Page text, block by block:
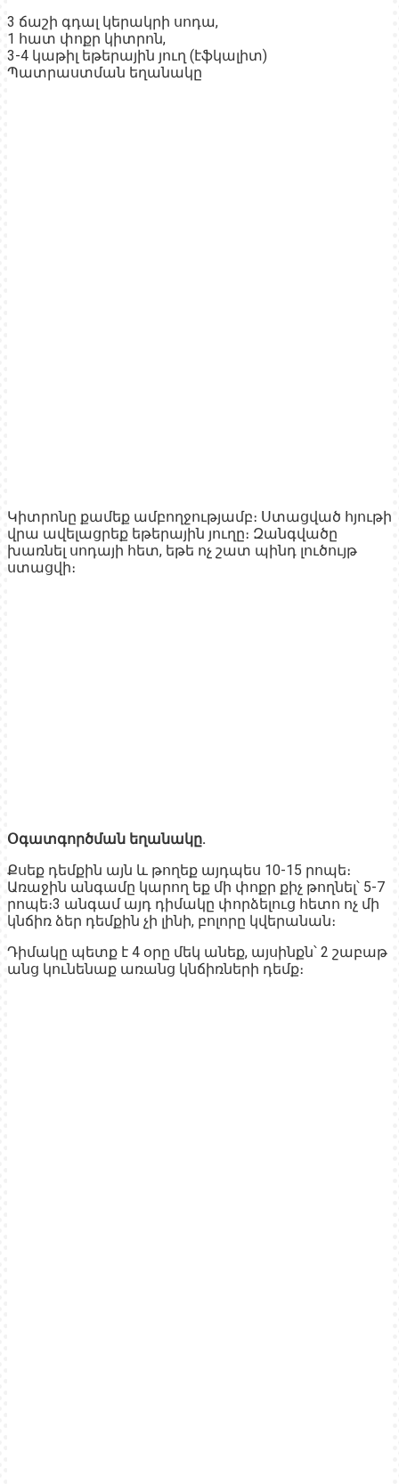
3 ճաշի գդալ կերակրի սոդա,
1 հատ փոքր կիտրոն,
3-4 կաթիլ եթերային յուղ (էֆկալիտ)
Պատրաստման եղանակը
Կիտրոնը քամեք ամբողջությամբ։ Ստացված հյութի
վրա ավելացրեք եթերային յուղը։ Զանգվածը
խառնել սոդայի հետ, եթե ոչ շատ պինդ լուծույթ
ստացվի։
Օգատգործման եղանակը.
Քսեք դեմքին այն և թողեք այդպես 10-15 րոպե։
Առաջին անգամը կարող եք մի փոքր քիչ թողնել՝ 5-7
րոպե։3 անգամ այդ դիմակը փորձելուց հետո ոչ մի
կնճիռ ձեր դեմքին չի լինի, բոլորը կվերանան։
Դիմակը պետք է 4 օրը մեկ անեք, այսինքն՝ 2 շաբաթ
անց կունենաք առանց կնճիռների դեմք։